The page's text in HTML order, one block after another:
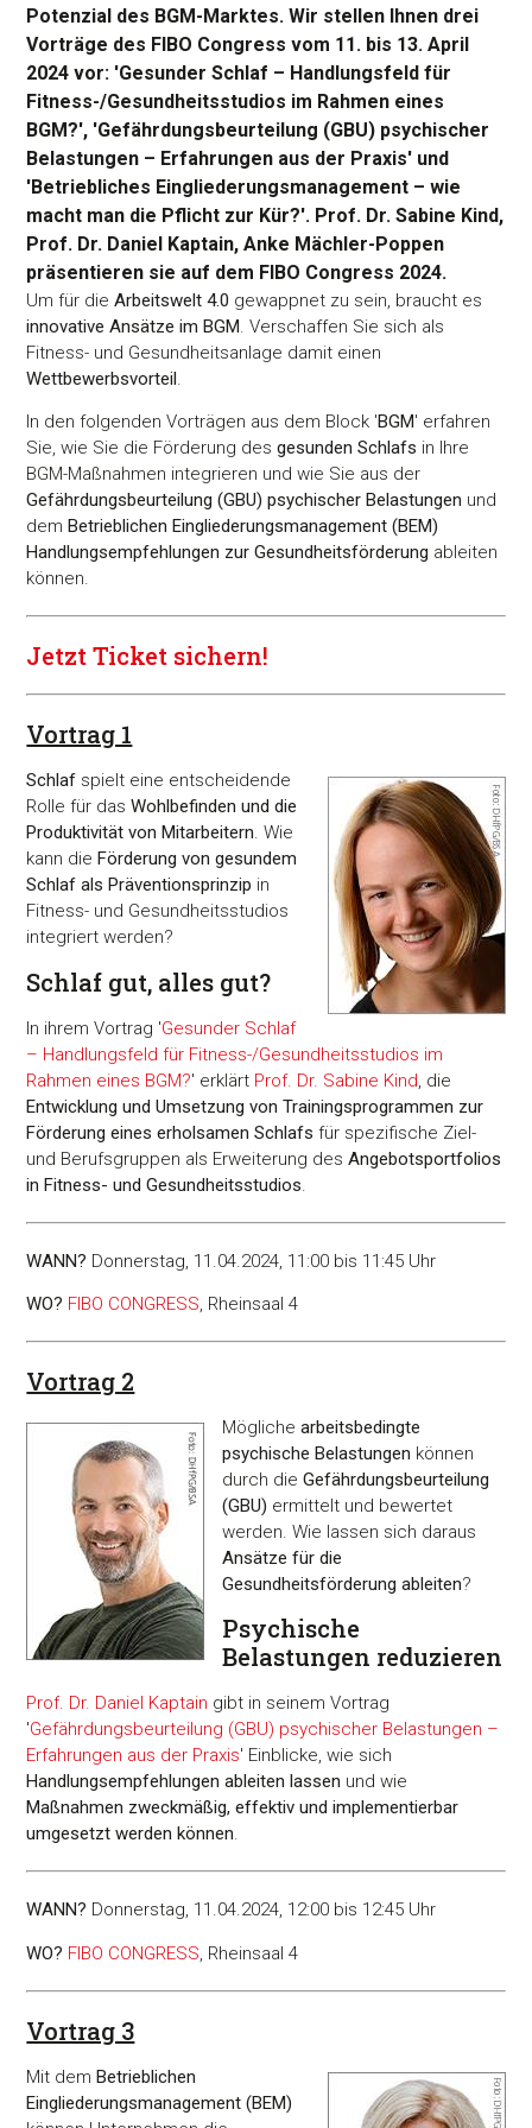
Potenzial des BGM-Marktes. Wir stellen Ihnen drei
Vorträge des FIBO Congress vom 11. bis 13. April
2024 vor: 'Gesunder Schlaf – Handlungsfeld für
Fitness-/Gesundheitsstudios im Rahmen eines
BGM?', 'Gefährdungsbeurteilung (GBU) psychischer
Belastungen – Erfahrungen aus der Praxis' und
'Betriebliches Eingliederungsmanagement – wie
macht man die Pflicht zur Kür?'. Prof. Dr. Sabine Kind,
Prof. Dr. Daniel Kaptain, Anke Mächler-Poppen
präsentieren sie auf dem FIBO Congress 2024.
Um für dieArbeitswelt 4.0 gewappnet zu sein, braucht es
innovative Ansätze im BGM. Verschaffen Sie sich als
Fitness- und Gesundheitsanlage damit einen
Wettbewerbsvorteil.
In den folgenden Vorträgen aus dem Block 'BGM' erfahren
Sie, wie Sie die Förderung desgesunden Schlafs in Ihre
BGM-Maßnahmen integrieren und wie Sie aus der
Gefährdungsbeurteilung (GBU) psychischer Belastungen und
demBetrieblichen Eingliederungsmanagement (BEM)
Handlungsempfehlungen zur Gesundheitsförderung ableiten
können.
Jetzt Ticket sichern!
Vortrag 1
Schlaf spielt eine entscheidende
Rolle für dasWohlbefinden und die
Produktivität von Mitarbeitern. Wie
kann dieFörderung von gesundem
Schlaf als Präventionsprinzip in
Fitness- und Gesundheitsstudios
integriert werden?
Schlaf gut, alles gut?
In ihrem Vortrag 'Gesunder Schlaf
– Handlungsfeld für Fitness-/Gesundheitsstudios im
Rahmen eines BGM?' erklärt Prof. Dr. Sabine Kind , die
Entwicklung und Umsetzung von Trainingsprogrammen zur
Förderung eines erholsamen Schlafs für spezifische Ziel-
und Berufsgruppen als Erweiterung desAngebotsportfolios
in Fitness- und Gesundheitsstudios
WANN? Donnerstag, 11.04.2024, 11:00 bis 11:45 Uhr
WO? FIBO CONGRESS, Rheinsaal 4
Vortrag 2
Möglichearbeitsbedingte
psychische Belastungen können
durch dieGefährdungsbeurteilung
(GBU) ermittelt und bewertet
werden. Wie lassen sich daraus
Ansätze für die
Gesundheitsförderung ableiten?
Psychische
Belastungen reduzieren
Prof. Dr. Daniel Kaptain gibt in seinem Vortrag
'Gefährdungsbeurteilung (GBU) psychischer Belastungen –
Erfahrungen aus der Praxis' Einblicke, wie sich
Handlungsempfehlungen ableiten lassen und wie
Maßnahmen zweckmäßig, effektiv und implementierbar
umgesetzt werden können.
WANN? Donnerstag, 11.04.2024, 12:00 bis 12:45 Uhr
WO? FIBO CONGRESS, Rheinsaal 4
Vortrag 3
Mit demBetrieblichen
Eingliederungsmanagement (BEM)